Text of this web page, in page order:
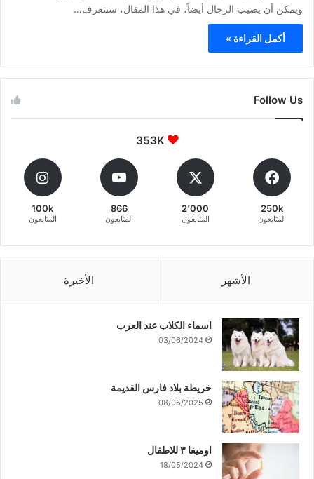
ويمكن أن يصيب الرجال أيضاً، في هذا المقال، سنتعرف…
أكمل القراءة »
Follow Us
353K
250k
المتابعون
2٬000
المتابعون
866
المتابعون
100k
المتابعون
الأشهر الأخيرة
اسماء الكلاب عند العرب
03/06/2024
خريطة بلاد فارس القديمة
08/05/2025
اوميغا ٣ للاطفال
18/05/2024